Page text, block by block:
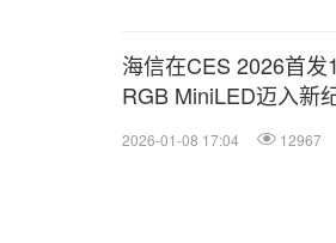
海信在CES 2026首
RGB MiniLED迈入新
2026-01-08 17:04 12967